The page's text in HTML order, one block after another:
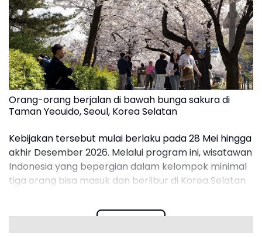
Orang-orang berjalan di bawah bunga sakura di
Taman Yeouido, Seoul, Korea Selatan
Kebijakan tersebut mulai berlaku pada 28 Mei hingga
akhir Desember 2026. Melalui program ini, wisatawan
Indonesia yang bepergian dalam kelompok minimal
tiga orang bisa masuk dan berlibur di Korea Selatan